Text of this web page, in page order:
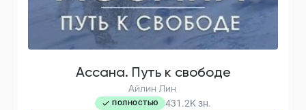
Ассана. Путь к свободе
Айлин Лин
ПОЛНОСТЬЮ 431.2K зн.